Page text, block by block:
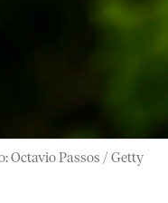
Octavio Passos / Getty